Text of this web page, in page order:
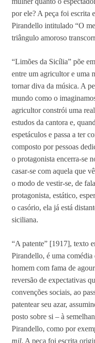
por ele? A peça foi escrita
Pirandello intitulado “O
triângulo amoroso
“Limões da Sicília” põe
entre um agricultor e uma
tornar diva da música. A
mundo como o
agricultor constrói uma
estudos da cantora e,
espetáculos e passa a ter
composto por pessoas
o protagonista encerra-se
casar-se com aquela que
o modo de vestir-se, de
protagonista, estático,
o casório, ela já está
siciliana.
“A patente” [1917], texto
Pirandello, é uma
homem com fama de
reversão de expectativas
convenções sociais, ao
patentear seu azar,
posto sobre si – à
Pirandello, como por
mil. A peça foi escrita